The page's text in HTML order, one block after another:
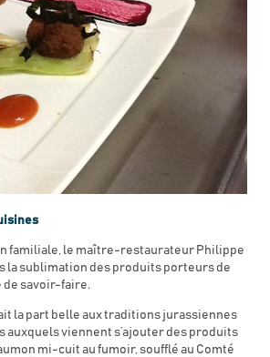
familiale, le maître-restaurateur Philippe
la sublimation des produits porteurs de
de savoir-faire.
la part belle aux traditions jurassiennes
auxquels viennent s’ajouter des produits
mi-cuit au fumoir, soufflé au Comté